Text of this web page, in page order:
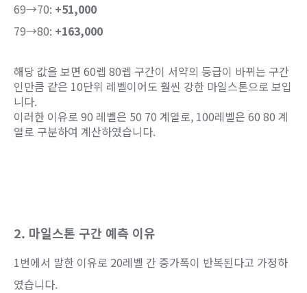
69→70: +51,000
79→80: +163,000
해당 값을 보면 60렙 80렙 구간이 서약의 등급이 바뀌는 구간
인만큼 같은 10단위 레벨이어도 훨씬 강한 마일스톤으로 보입
니다.
이러한 이유로 90 레벨은 50 70 계열로, 100레벨은 60 80 계
열로 구분하여 계산하였습니다.
2. 마일스톤 구간 예측 이유
1번에서 말한 이유로 20레벨 간 증가폭이 반복된다고 가정하
였습니다.